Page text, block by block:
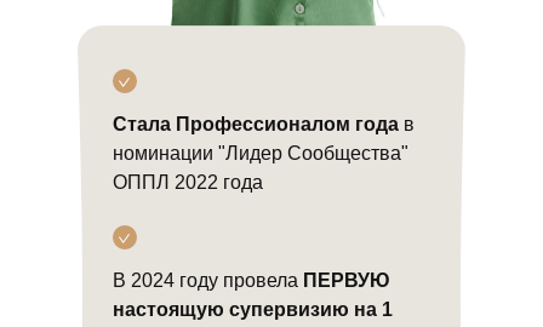
Стала Профессионалом года в
номинации "Лидер Сообщества"
ОППЛ 2022 года
В 2024 году провела ПЕРВУЮ
настоящую супервизию на 1